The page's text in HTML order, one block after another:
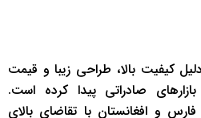
کیفیت بالا، طراحی زیبا و قیمت
صادراتی پیدا کرده است.
و افغانستان با تقاضای بالای